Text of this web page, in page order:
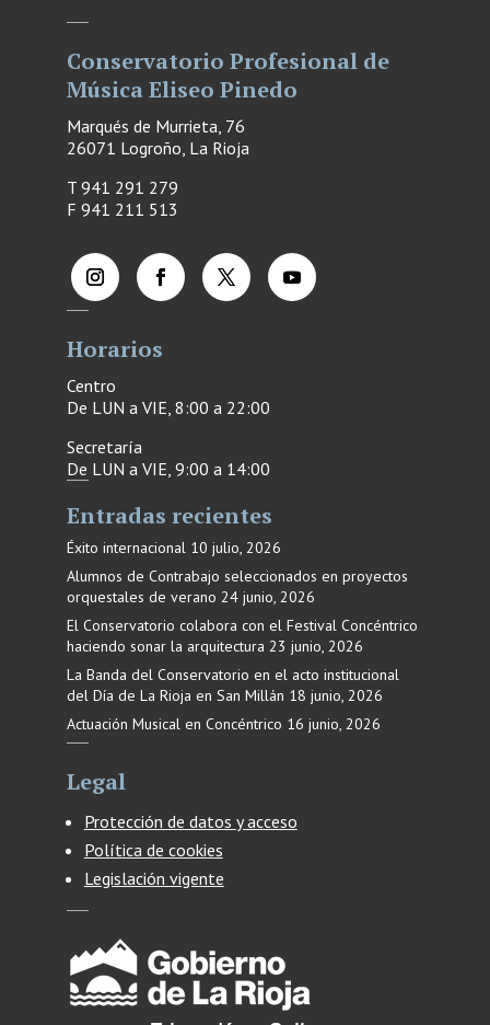
Conservatorio Profesional de
Música Eliseo Pinedo
Marqués de Murrieta, 76
26071 Logroño, La Rioja
T 941 291 279
F 941 211 513
Horarios
Centro
De LUN a VIE, 8:00 a 22:00
Secretaría
De LUN a VIE, 9:00 a 14:00
Entradas recientes
Éxito internacional 10 julio, 2026
Alumnos de Contrabajo seleccionados en proyectos
orquestales de verano 24 junio, 2026
El Conservatorio colabora con el Festival Concéntrico
haciendo sonar la arquitectura 23 junio, 2026
La Banda del Conservatorio en el acto institucional
del Día de La Rioja en San Millán 18 junio, 2026
Actuación Musical en Concéntrico 16 junio, 2026
Legal
Protección de datos y acceso
Política de cookies
Legislación vigente